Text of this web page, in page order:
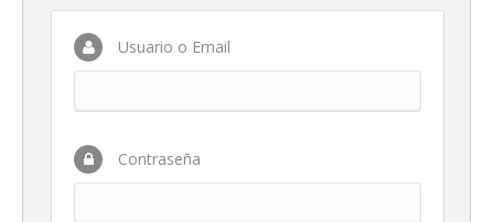
Usuario o Email
Contraseña